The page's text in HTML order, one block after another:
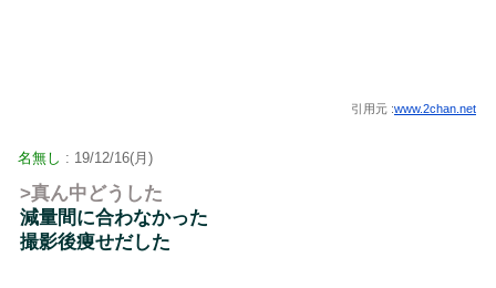
引用元 :www.2chan.net
名無し : 19/12/16(月)
>真ん中どうした
減量間に合わなかった
撮影後痩せだした